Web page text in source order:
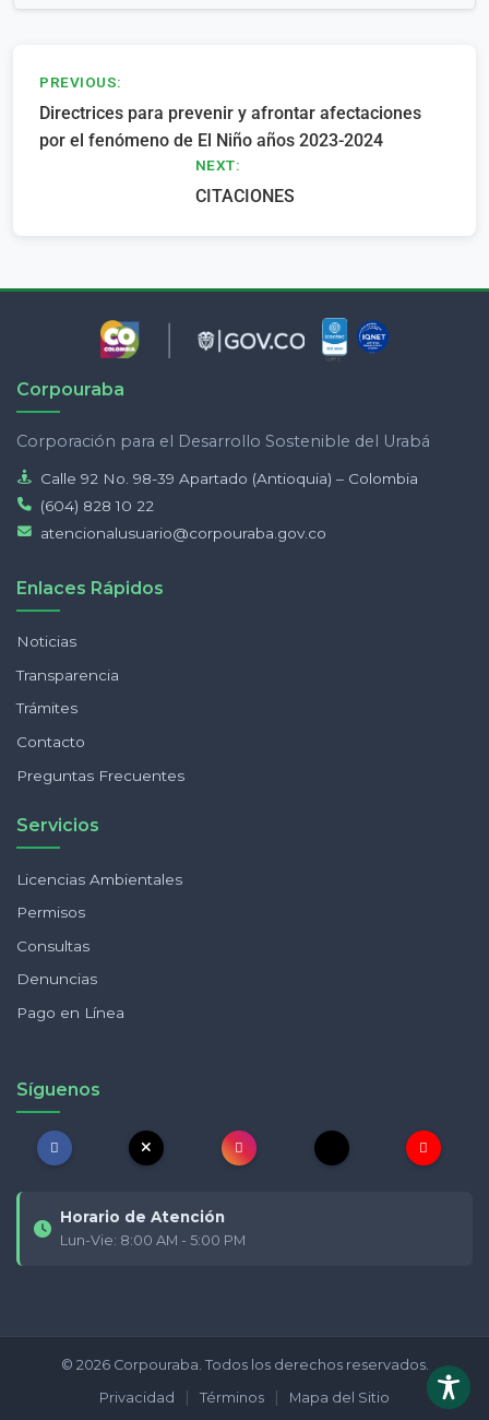
Navegación
de
entradas
PREVIOUS:
Directrices para prevenir y afrontar afectaciones
por el fenómeno de El Niño años 2023-2024
NEXT:
CITACIONES
Corpouraba
Corporación para el Desarrollo Sostenible del Urabá
Calle 92 No. 98-39 Apartado (Antioquia) – Colombia
(604) 828 10 22
atencionalusuario@corpouraba.gov.co
Enlaces Rápidos
Noticias
Transparencia
Trámites
Contacto
Preguntas Frecuentes
Servicios
Licencias Ambientales
Permisos
Consultas
Denuncias
Pago en Línea
Síguenos
Horario de Atención
Lun-Vie: 8:00 AM - 5:00 PM
© 2026 Corpouraba. Todos los derechos reservados.
Privacidad
| Términos | Mapa del Sitio